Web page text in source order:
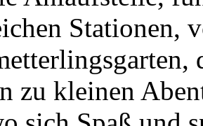
Stationen,
zu kleinen